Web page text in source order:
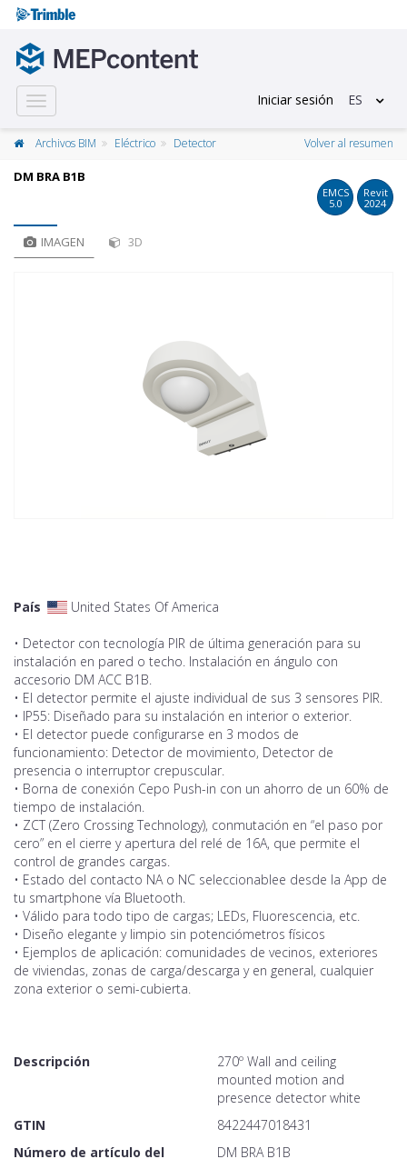
Toggle
navigation
Iniciar sesión ES
Archivos BIM Eléctrico Detector Volver al resumen
DM BRA B1B
EMCS
5.0
Revit
2024
IMAGEN 3D
País United States Of America
• Detector con tecnología PIR de última generación para su
instalación en pared o techo. Instalación en ángulo con
accesorio DM ACC B1B.
• El detector permite el ajuste individual de sus 3 sensores PIR.
• IP55: Diseñado para su instalación en interior o exterior.
• El detector puede configurarse en 3 modos de
funcionamiento: Detector de movimiento, Detector de
presencia o interruptor crepuscular.
• Borna de conexión Cepo Push-in con un ahorro de un 60% de
tiempo de instalación.
• ZCT (Zero Crossing Technology), conmutación en “el paso por
cero” en el cierre y apertura del relé de 16A, que permite el
control de grandes cargas.
• Estado del contacto NA o NC seleccionablee desde la App de
tu smartphone vía Bluetooth.
• Válido para todo tipo de cargas; LEDs, Fluorescencia, etc.
• Diseño elegante y limpio sin potenciómetros físicos
• Ejemplos de aplicación: comunidades de vecinos, exteriores
de viviendas, zonas de carga/descarga y en general, cualquier
zona exterior o semi-cubierta.
Descripción
270º Wall and ceiling
mounted motion and
presence detector white
GTIN
8422447018431
Número de artículo del
DM BRA B1B